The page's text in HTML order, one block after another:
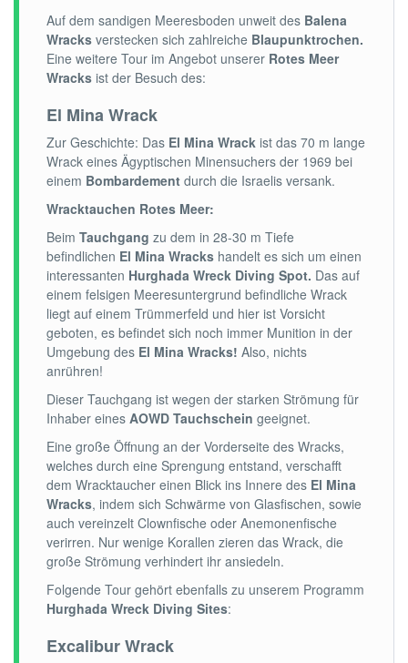
Auf dem sandigen Meeresboden unweit des Balena
Wracks verstecken sich zahlreiche Blaupunktrochen.
Eine weitere Tour im Angebot unserer Rotes Meer
Wracks ist der Besuch des:
El Mina Wrack
Zur Geschichte: Das El Mina Wrack ist das 70 m lange
Wrack eines Ägyptischen Minensuchers der 1969 bei
einem Bombardement durch die Israelis versank.
Wracktauchen Rotes Meer:
Beim Tauchgang zu dem in 28-30 m Tiefe
befindlichen El Mina Wracks handelt es sich um einen
interessanten Hurghada Wreck Diving Spot. Das auf
einem felsigen Meeresuntergrund befindliche Wrack
liegt auf einem Trümmerfeld und hier ist Vorsicht
geboten, es befindet sich noch immer Munition in der
Umgebung des El Mina Wracks! Also, nichts
anrühren!
Dieser Tauchgang ist wegen der starken Strömung für
Inhaber eines AOWD Tauchschein geeignet.
Eine große Öffnung an der Vorderseite des Wracks,
welches durch eine Sprengung entstand, verschafft
dem Wracktaucher einen Blick ins Innere des El Mina
Wracks, indem sich Schwärme von Glasfischen, sowie
auch vereinzelt Clownfische oder Anemonenfische
verirren. Nur wenige Korallen zieren das Wrack, die
große Strömung verhindert ihr ansiedeln.
Folgende Tour gehört ebenfalls zu unserem Programm
Hurghada Wreck Diving Sites:
Excalibur Wrack